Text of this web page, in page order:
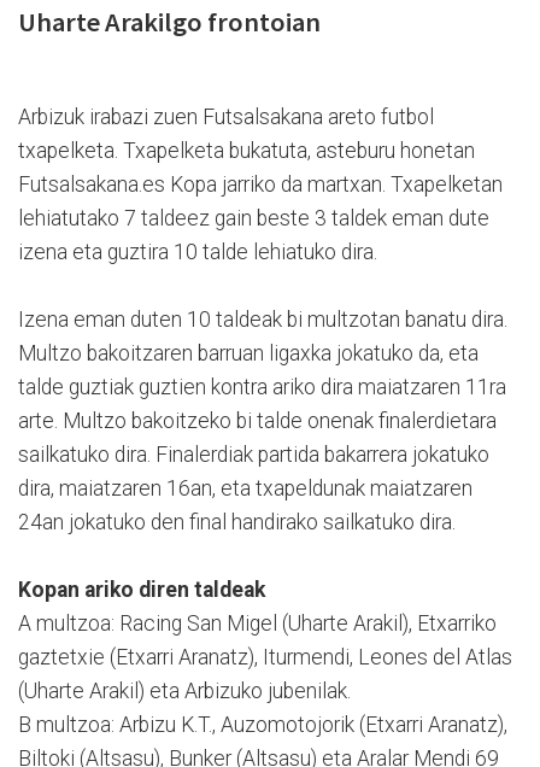
Uharte Arakilgo frontoian
Arbizuk irabazi zuen Futsalsakana areto futbol
txapelketa. Txapelketa bukatuta, asteburu honetan
Futsalsakana.es Kopa jarriko da martxan. Txapelketan
lehiatutako 7 taldeez gain beste 3 taldek eman dute
izena eta guztira 10 talde lehiatuko dira.
Izena eman duten 10 taldeak bi multzotan banatu dira.
Multzo bakoitzaren barruan ligaxka jokatuko da, eta
talde guztiak guztien kontra ariko dira maiatzaren 11ra
arte. Multzo bakoitzeko bi talde onenak finalerdietara
sailkatuko dira. Finalerdiak partida bakarrera jokatuko
dira, maiatzaren 16an, eta txapeldunak maiatzaren
24an jokatuko den final handirako sailkatuko dira.
Kopan ariko diren taldeak
A multzoa: Racing San Migel (Uharte Arakil), Etxarriko
gaztetxie (Etxarri Aranatz), Iturmendi, Leones del Atlas
(Uharte Arakil) eta Arbizuko jubenilak.
B multzoa: Arbizu K.T., Auzomotojorik (Etxarri Aranatz),
Biltoki (Altsasu), Bunker (Altsasu) eta Aralar Mendi 69